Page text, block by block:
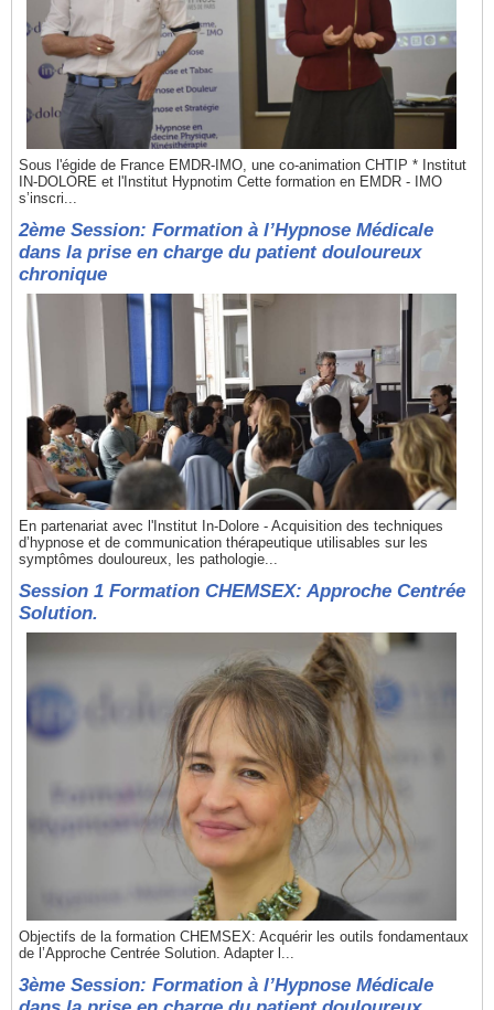
Sous l'égide de France EMDR-IMO, une co-animation CHTIP * Institut
IN-DOLORE et l'Institut Hypnotim Cette formation en EMDR - IMO
s’inscri...
2ème Session: Formation à l’Hypnose Médicale
dans la prise en charge du patient douloureux
chronique
En partenariat avec l'Institut In-Dolore - Acquisition des techniques
d’hypnose et de communication thérapeutique utilisables sur les
symptômes douloureux, les pathologie...
Session 1 Formation CHEMSEX: Approche Centrée
Solution.
Objectifs de la formation CHEMSEX: Acquérir les outils fondamentaux
de l’Approche Centrée Solution. Adapter l...
3ème Session: Formation à l’Hypnose Médicale